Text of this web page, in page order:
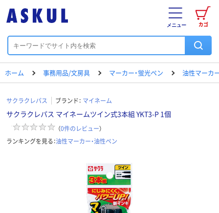
カゴ
メニュー
ホーム 事務用品/文房具 マーカー・蛍光ペン 油性マーカ
サクラクレパス ブランド： マイネーム
サクラクレパス マイネームツイン式3本組 YKT3-P 1個
（0件のレビュー）
ランキングを見る：油性マーカー・油性ペン